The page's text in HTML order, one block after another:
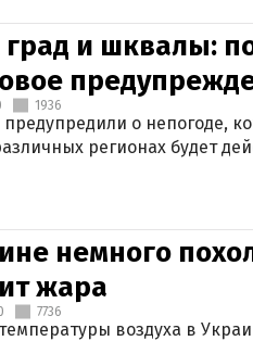
град и шквалы:
1936
о непогоде,
регионах будет
немного
жара
7736
воздуха в